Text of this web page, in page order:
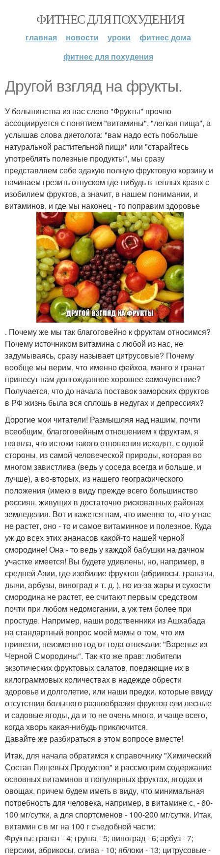
ФИТНЕС ДЛЯ ПОХУДЕНИЯ
главная новости уроки
фитнес дома
фитнес для похудения
Другой взгляд на фрукты.
У большинства из нас слово "Фрукты" прочно
ассоциируется с понятием "витамины", "легкая пища", а
услышав слова диетолога: "вам надо есть побольше
натуральной растительной пищи" или "старайтесь
употреблять полезные продукты", мы сразу
представляем себе эдакую полную фруктовую корзину и
начинаем грезить отпуском где-нибудь в теплых краях с
изобилием фруктов, а значит, в нашем понимании, и
витаминов, и где мы наконец - то поправим здоровье
. Почему же мы так благоговейно к фруктам относимся?
Почему источником витамина с любой из нас, не
задумываясь, сразу называет цитрусовые? Почему
вообще мы верим, что именно фейхоа, манго и гранат
принесут нам долгожданное хорошее самочувствие?
Получается, что до начала поставок заморских фруктов
в РФ жизнь была вся сплошь в недугах и депрессиях?
Дорогие мои читатели! Размышляя над нашим, почти
всеобщим, благоговейным отношением к фруктам, я
поняла, что истоки такого отношения исходят, с одной
стороны, из самой человеческой природы, которая во
многом завистлива (ведь у соседа всегда и больше, и
лучше), а во-вторых, из нашего географического
положения (имею в виду прежде всего большинство
россиян, живущих в достаточно рискованных районах
земледелия. Вот и кажется нам, что именно то, что у нас
не растет, оно - то и самое витаминное и полезное. Куда
уж до всех этих ананасов какой-то нашей черной
смородине! Она - то ведь у каждой бабушки на дачном
участке имеется! Вы будете удивлены, но, например, в
средней Азии, где изобилие фруктов (абрикосы, гранаты,
дыни, арбузы, виноград и т. д. ), но из-за жары и сухости
смородина не растет, ее считают первым средством
почти при любом недомогании, а уж тем более при
простуде. Например, наши родственники из Ашхабада
на стандартный вопрос моей мамы о том, что им
привезти, неизменно год от года отвечали: "Варенье из
Черной Смородины". Так кто же прав: любители
экзотических фруктовых салатов, поедающие их в
килограммовых количествах в надежде обрести
здоровье и долголетие, или наши предки, которые ввиду
отсутствия большого разнообразия фруктов ели лесные
и садовые ягоды, да и то не очень много, и чаще всего,
когда хворь какая-нибудь приключится.
Давайте же разбираться в этом вопросе вместе!
Итак, для начала обратимся к справочнику "Химический
Состав Пищевых Продуктов" и рассмотрим содержание
основных витаминов в популярных фруктах, ягодах и
овощах, причем будем иметь в виду, что минимальная
потребность для человека, например, в витамине с, - 60-
100 мг/сутки, а для спортсменов - 100-200 мг/сутки. Итак,
витамин с в мг на 100 г съедобной части:
Фрукты: гранат - 4; груша - 5; виноград - 6; арбуз - 7;
персики, абрикосы, слива - 10; яблоки - 13; цитрусовые -